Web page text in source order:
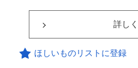
詳し
ほしいものリストに登録